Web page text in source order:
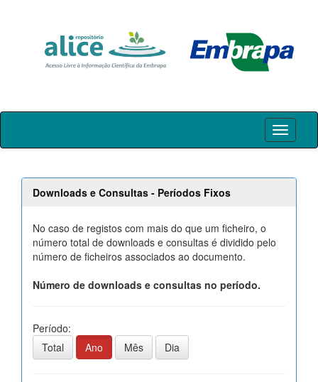
Skip
Downloads e Consultas - Períodos Fixos
No caso de registos com mais do que um ficheiro, o
número total de downloads e consultas é dividido pelo
número de ficheiros associados ao documento.
Número de downloads e consultas no período.
Período:
Total
Ano Mês Dia